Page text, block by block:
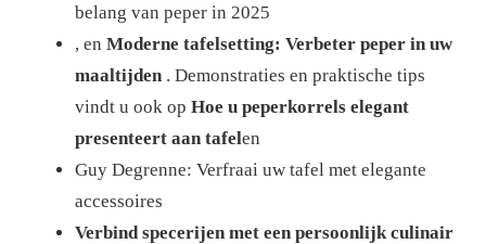
belang van peper in 2025
, en Moderne tafelsetting: Verbeter peper in uw
maaltijden. Demonstraties en praktische tips
vindt u ook op Hoe u peperkorrels elegant
presenteert aan tafelen
Guy Degrenne: Verfraai uw tafel met elegante
accessoires
Verbind specerijen met een persoonlijk culinair